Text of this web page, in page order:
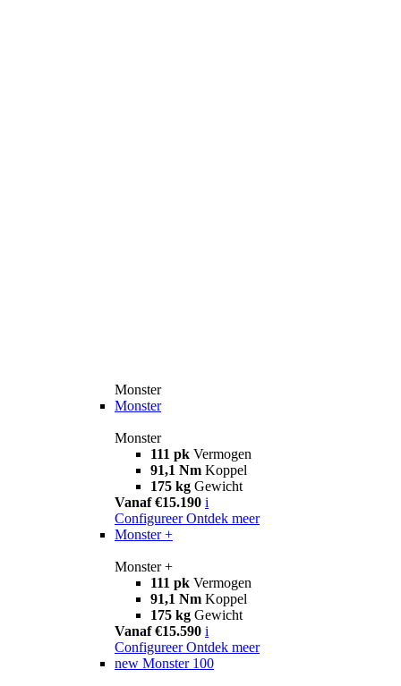
Monster
Monster
Monster
111 pk Vermogen
91,1 Nm Koppel
175 kg Gewicht
Vanaf €15.190 i
Configureer Ontdek meer
Monster +
Monster +
111 pk Vermogen
91,1 Nm Koppel
175 kg Gewicht
Vanaf €15.590 i
Configureer Ontdek meer
new Monster 100